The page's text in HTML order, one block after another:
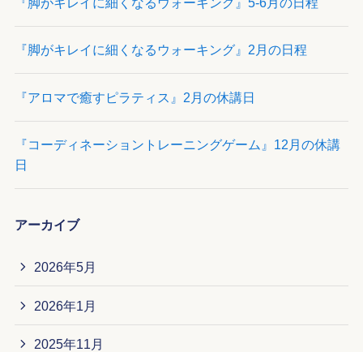
『脚がキレイに細くなるウォーキング』2月の日程
『アロマで癒すピラティス』2月の休講日
『コーディネーショントレーニングゲーム』12月の休講
日
アーカイブ
2026年5月
2026年1月
2025年11月